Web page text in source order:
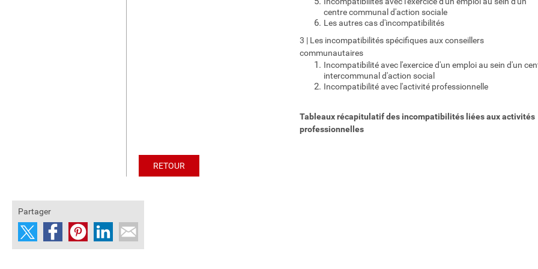
centre communal d'action sociale
Les autres cas d'incompatibilités
3 | Les incompatibilités spécifiques aux conseillers
communautaires
Incompatibilité avec l'exercice d'un emploi au sein d'un
intercommunal d'action social
Incompatibilité avec l'activité professionnelle
Tableaux récapitulatif des incompatibilités liées aux activités
professionnelles
RETOUR
Partager